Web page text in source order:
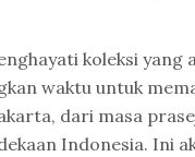
koleksi yang
waktu untuk
dari masa
Indonesia. Ini